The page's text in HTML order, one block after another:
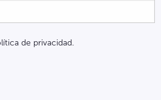
de privacidad.